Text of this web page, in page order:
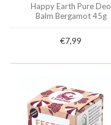
Happy Earth Pure Deo
Balm Bergamot 45g
€7,99